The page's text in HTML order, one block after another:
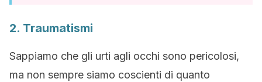
2. Traumatismi
Sappiamo che gli urti agli occhi sono pericolosi,
ma non sempre siamo coscienti di quanto